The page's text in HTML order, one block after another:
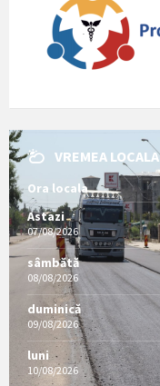
VREMEA LOCALA
Ora locala
Astazi
07/08/2026
sâmbătă
08/08/2026
duminică
09/08/2026
luni
10/08/2026